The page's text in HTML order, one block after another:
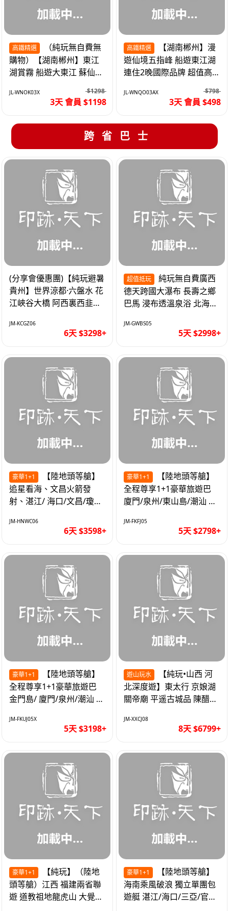
高鐵精選
購物）【湖南郴州】東江
湖賞霧 船遊大東江 蘇仙嶺
JL-WNOK03X $1298
3天 會員 $1198
高鐵精選
遊仙境五指峰 船遊東江湖
連住2晚國際品牌 超值高
JL-WNQO03AX $798
3天 會員 $498
跨省巴士
(分享會優惠團)【純玩避暑
貴州】世界涼都·六盤水 花
江峽谷大橋 阿西裏西韭菜
JM-KCGZ06
6天 $3298+
超值抵玩
德天跨國大瀑布 長壽之鄉
巴馬 浸布透溫泉浴 北海銀
JM-GWBS05
5天 $2998+
豪華1+1
追星看海、文昌火箭發
射、湛江/ 海口/文昌/瓊海/
優質6天
JM-HNWC06
6天 $3598+
豪華1+1
全程尊享1+1豪華旅遊巴
廈門/泉州/東山島/潮汕 精
JM-FKFJ05
5天 $2798+
豪華1+1
全程尊享1+1豪華旅遊巴
金門島/ 廈門/泉州/潮汕 無
JM-FKUJ05X
5天 $3198+
遊山玩水
北深度遊】東太行 京娘湖
關帝廟 平遥古城品 陳醋咖
JM-XXCJ08
8天 $6799+
豪華1+1
頭等艙）江西 福建兩省聯
遊 道教祖地龍虎山 大覺山
豪華1+1
海南乘風破浪 獨立單團包
遊艇 湛江/海口/三亞/官塘/